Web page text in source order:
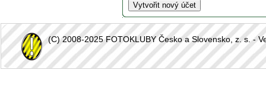
(C) 2008-2025 FOTOKLUBY Česko a Slovensko, z. s. -